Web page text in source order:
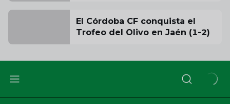
El Córdoba CF conquista el
Trofeo del Olivo en Jaén (1-2)